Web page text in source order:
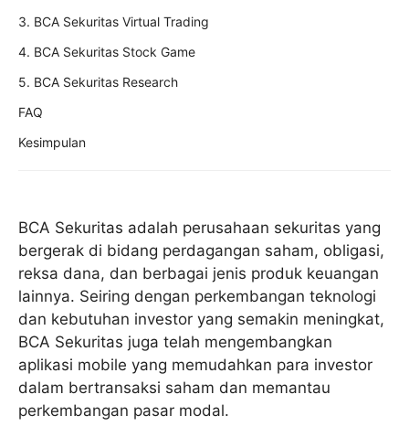
BCA Sekuritas adalah perusahaan sekuritas yang
bergerak di bidang perdagangan saham, obligasi,
reksa dana, dan berbagai jenis produk keuangan
lainnya. Seiring dengan perkembangan teknologi
dan kebutuhan investor yang semakin meningkat,
BCA Sekuritas juga telah mengembangkan
aplikasi mobile yang memudahkan para investor
dalam bertransaksi saham dan memantau
perkembangan pasar modal.
3. BCA Sekuritas Virtual Trading
4. BCA Sekuritas Stock Game
5. BCA Sekuritas Research
FAQ
Kesimpulan